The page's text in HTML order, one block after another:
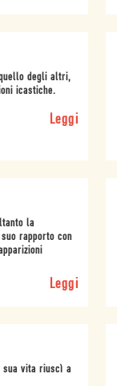
degli altri,
icastiche.
Leggi
la
rapporto con
Leggi
sua vita riuscì a